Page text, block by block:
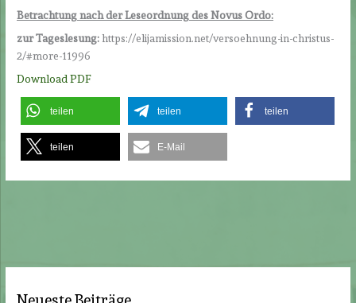
Betrachtung nach der Leseordnung des Novus Ordo:
zur Tageslesung:https://elijamission.net/versoehnung-in-christus-
2/#more-11996
Download PDF
teilen teilen teilen
teilen E-Mail